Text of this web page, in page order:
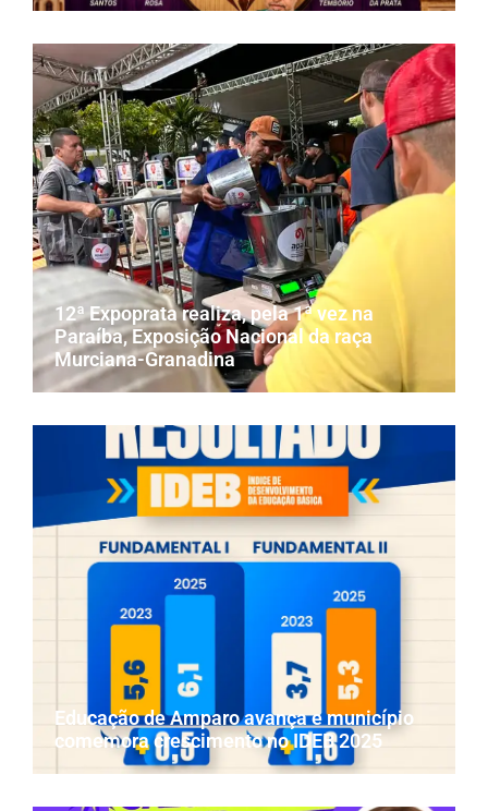
12ª Expoprata realiza, pela 1ª vez na
Paraíba, Exposição Nacional da raça
Murciana-Granadina
Educação de Amparo avança e município
comemora crescimento no IDEB 2025